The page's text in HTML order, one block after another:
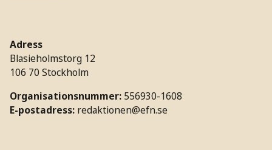
Adress
Blasieholmstorg 12
106 70 Stockholm
Organisationsnummer: 556930-1608
E-postadress: redaktionen@efn.se